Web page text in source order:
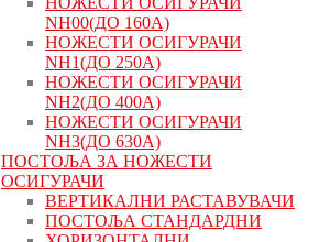
NH00(ДО 160А)
НОЖЕСТИ ОСИГУРАЧИ
NH1(ДО 250А)
НОЖЕСТИ ОСИГУРАЧИ
NH2(ДО 400А)
НОЖЕСТИ ОСИГУРАЧИ
NH3(ДО 630А)
ПОСТОЉА ЗА НОЖЕСТИ
ОСИГУРАЧИ
ВЕРТИКАЛНИ РАСТАВУВАЧИ
ПОСТОЉА СТАНДАРДНИ